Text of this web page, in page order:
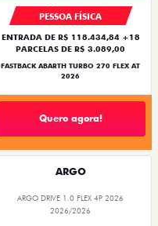
PESSOA FÍSICA
ENTRADA DE R$ 118.434,84 +18
PARCELAS DE R$ 3.089,00
FASTBACK ABARTH TURBO 270 FLEX AT
2026
Quero agora!
ARGO
ARGO DRIVE 1.0 FLEX 4P 2026
2026/2026